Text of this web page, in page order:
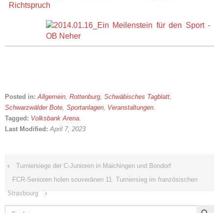
Posted in: Allgemein Rottenburg Schwäbisches Tagblatt
Schwarzwälder Bote Sportanlagen Veranstaltungen
Tagged: Volksbank Arena
Last Modified: April 7, 2023
‹
Turniersiege der C-Junioren in Maichingen und Bondorf
FCR-Senioren holen souveränen 11. Turniersieg im französischen
Strasbourg
›
Search
Search Button